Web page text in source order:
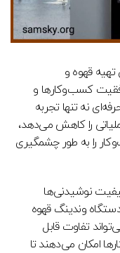
قهوه و
کسب‌وکارها و
نه تنها تجربه
را کاهش می‌دهد،
را به طور چشمگیری
نوشیدنی‌ها
وندینگ قهوه
تفاوت قابل
امکان می‌دهند تا